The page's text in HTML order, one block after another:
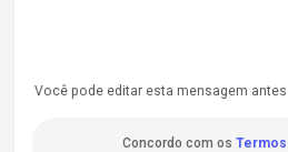
Você pode editar esta mensagem antes
Concordo com os Termos